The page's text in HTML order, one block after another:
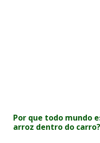
Por que todo mundo
arroz dentro do